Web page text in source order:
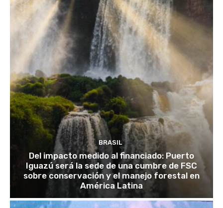
BRASIL
Del impacto medido al financiado: Puerto
Iguazú será la sede de una cumbre de FSC
sobre conservación y el manejo forestal en
América Latina